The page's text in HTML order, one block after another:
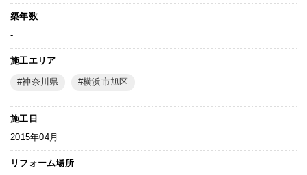
築年数
-
施工エリア
神奈川県 横浜市旭区
施工日
2015年04月
リフォーム場所